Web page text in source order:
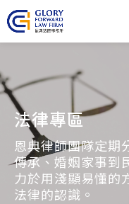
法律專區
恩典律師團隊定期
傳承、婚姻家事到
力於用淺顯易懂的
法律的認識。